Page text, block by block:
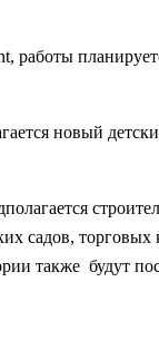
работы
новый
садов, торговых
также будут